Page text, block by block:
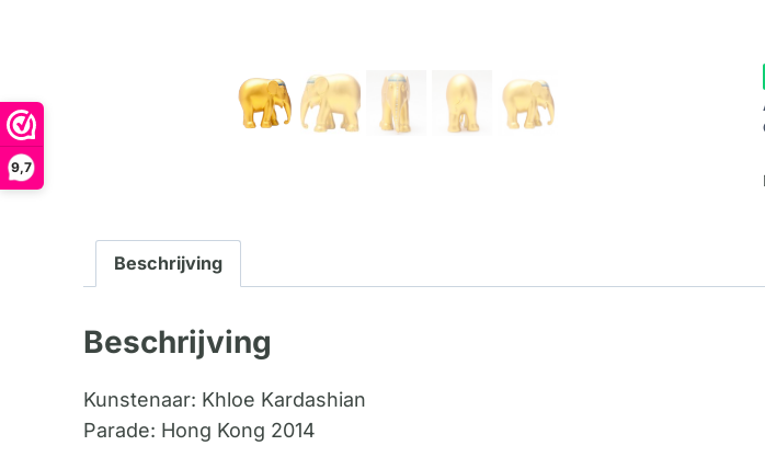
9,7
Beschrijving
Beschrijving
Kunstenaar: Khloe Kardashian
Parade: Hong Kong 2014